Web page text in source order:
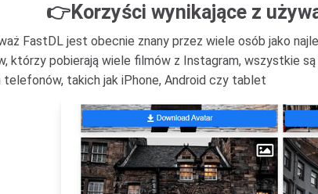
👉Korzyści wynikające z
FastDL jest obecnie znany przez wiele osób jako
którzy pobierają wiele filmów z Instagram, wszystkie
telefonów, takich jak iPhone, Android czy tablet